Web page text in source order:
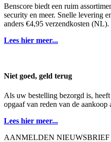
Benscore biedt een ruim
security en meer. Snelle levering
anders €4,95 verzendkosten (NL).
Lees hier meer...
Niet goed, geld terug
Als uw bestelling bezorgd is,
opgaaf van reden van de
Lees hier meer...
AANMELDEN NIEUWSBRIEF